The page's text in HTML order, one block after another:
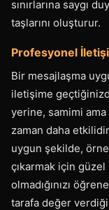
sınırlarına saygı
taşlarını oluşturur.
Profesyonel
Bir mesajlaşma
iletişime
yerine, samimi
zaman daha
uygun şekilde,
çıkarmak için
olmadığınızı
tarafa değer